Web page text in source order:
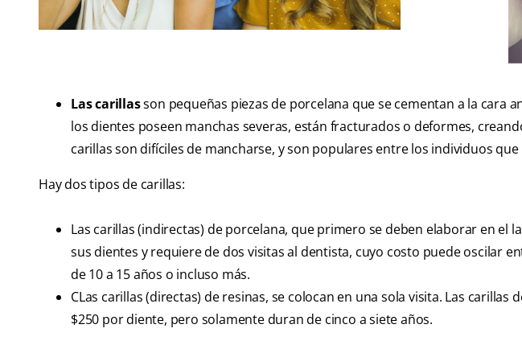
Las carillasson pequeñas piezas de porcelana que se cementan a la cara
los dientes poseen manchas severas, están fracturados o deformes,
carillas son difíciles de mancharse, y son populares entre los individuos
Hay dos tipos de carillas:
Las carillas (indirectas) de porcelana, que primero se deben elaborar en el
sus dientes y requiere de dos visitas al dentista, cuyo costo puede oscilar
de 10 a 15 años o incluso más.
CLas carillas (directas) de resinas, se colocan en una sola visita. Las
$250 por diente, pero solamente duran de cinco a siete años.